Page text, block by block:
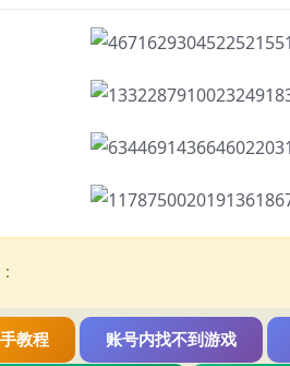
教程 账号内找不到游戏